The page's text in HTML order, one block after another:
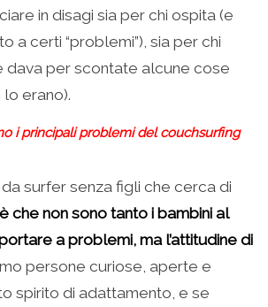
in disagi sia per chi ospita (e
a certi “problemi”), sia per chi
dava per scontate alcune cose
erano).
i principali problemi del couchsurfing
surfer senza figli che cerca di
è che non sono tanto i bambini al
a problemi, ma l’attitudine di
persone curiose, aperte e
spirito di adattamento, e se